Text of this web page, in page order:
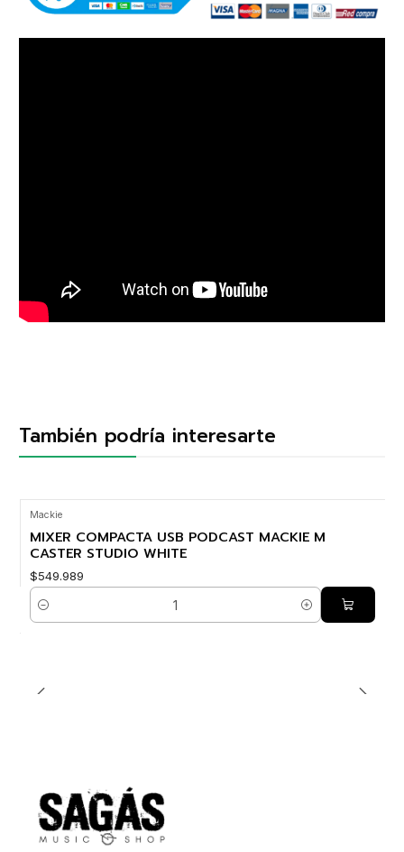
También podría interesarte
Mackie
MIXER COMPACTA USB PODCAST MACKIE M
CASTER STUDIO WHITE
$549.989
Cantidad